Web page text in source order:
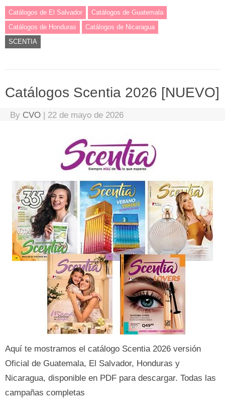
Catálogos de El Salvador
Catálogos de Guatemala
Catálogos de Honduras
Catálogos de Nicaragua
SCENTIA
Catálogos Scentia 2026 [NUEVO]
By CVO | 22 de mayo de 2026
Aquí te mostramos el catálogo Scentia 2026 versión
Oficial de Guatemala, El Salvador, Honduras y
Nicaragua, disponible en PDF para descargar. Todas las
campañas completas